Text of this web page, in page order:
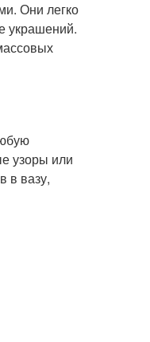
Они легко
украшений.
узоры или
в вазу,